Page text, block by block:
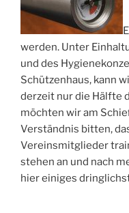
werden. Unter
und des
Schützenhaus, kann
derzeit nur die Hälfte
möchten wir am
Verständnis bitten,
Vereinsmitglieder
stehen an und nach
hier einiges